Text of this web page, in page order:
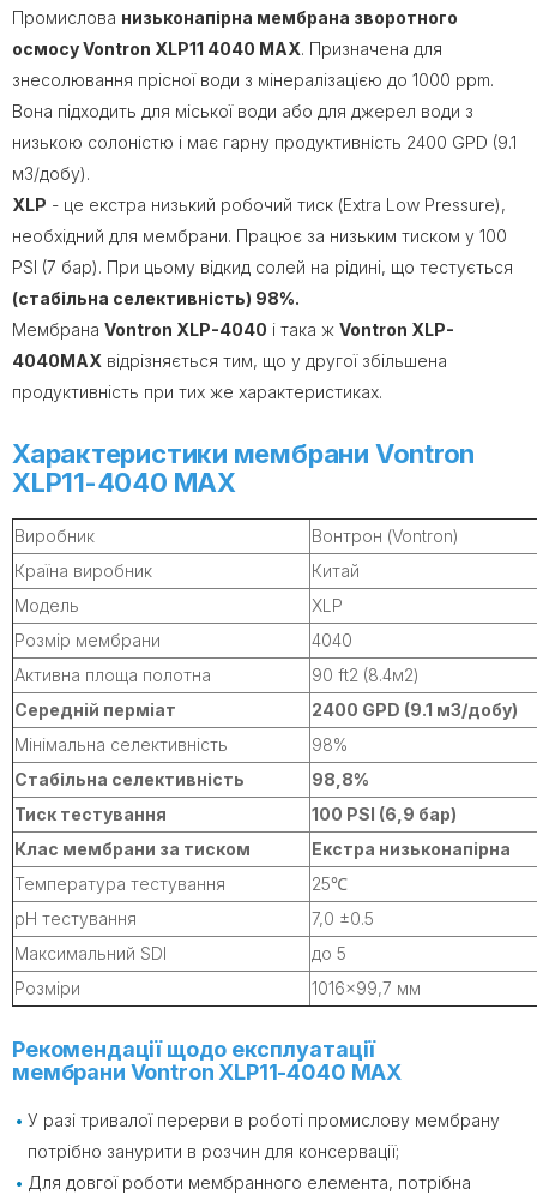
Промислова низьконапірна мембрана зворотного
осмосу Vontron XLP11 4040 MAX. Призначена для
знесолювання прісної води з мінералізацією до 1000 ppm.
Вона підходить для міської води або для джерел води з
низькою солоністю і має гарну продуктивність 2400 GPD (9.1
м3/добу).
XLP - це екстра низький робочий тиск (Extra Low Pressure),
необхідний для мембрани. Працює за низьким тиском у 100
PSI (7 бар). При цьому відкид солей на рідині, що тестується
(стабільна селективність) 98%.
Мембрана Vontron XLP-4040 і така ж Vontron XLP-
4040MAX відрізняється тим, що у другої збільшена
продуктивність при тих же характеристиках.
Характеристики мембрани Vontron
XLP11-4040 MAX
Виробник
Вонтрон (Vontron)
Країна виробник
Китай
Модель
XLP
Розмір мембрани
4040
Активна площа полотна
90 ft2 (8.4м2)
Середній перміат
2400 GPD (9.1 м3/добу)
Мінімальна селективність
98%
Стабільна селективність
98,8%
Тиск тестування
100 PSI (6,9 бар)
Клас мембрани за тиском
Екстра низьконапірна
Температура тестування
25℃
pH тестування
7,0 ±0.5
Максимальний SDI
до 5
Розміри
1016×99,7 мм
Рекомендації щодо експлуатації
мембрани Vontron XLP11-4040 MAX
У разі тривалої перерви в роботі промислову мембрану
потрібно занурити в розчин для консервації;
Для довгої роботи мембранного елемента, потрібна